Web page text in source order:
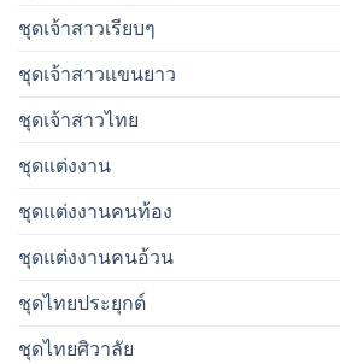
ชุดเจ้าสาวเรียบๆ
ชุดเจ้าสาวเเขนยาว
ชุดเจ้าสาวไทย
ชุดแต่งงาน
ชุดแต่งงานคนท้อง
ชุดแต่งงานคนอ้วน
ชุดไทยประยุกต์
ชุดไทยศิวาลัย